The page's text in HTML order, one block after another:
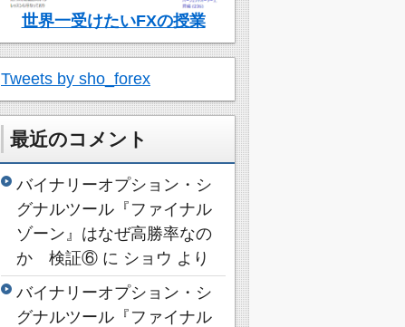
世界一受けたいFXの授業
Tweets by sho_forex
最近のコメント
バイナリーオプション・シ
グナルツール『ファイナル
ゾーン』はなぜ高勝率なの
か 検証⑥ に ショウ より
バイナリーオプション・シ
グナルツール『ファイナル